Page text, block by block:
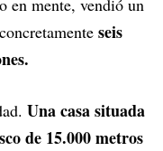
en mente, vendió un
seis
Una casa situada
de 15.000 metros